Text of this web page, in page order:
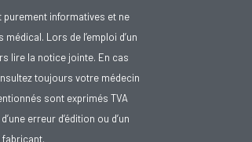
informatives et ne
Lors de l’emploi d’un
lire la notice jointe. En cas
toujours votre médecin
sont exprimés TVA
erreur d’édition ou d’un
fabricant.